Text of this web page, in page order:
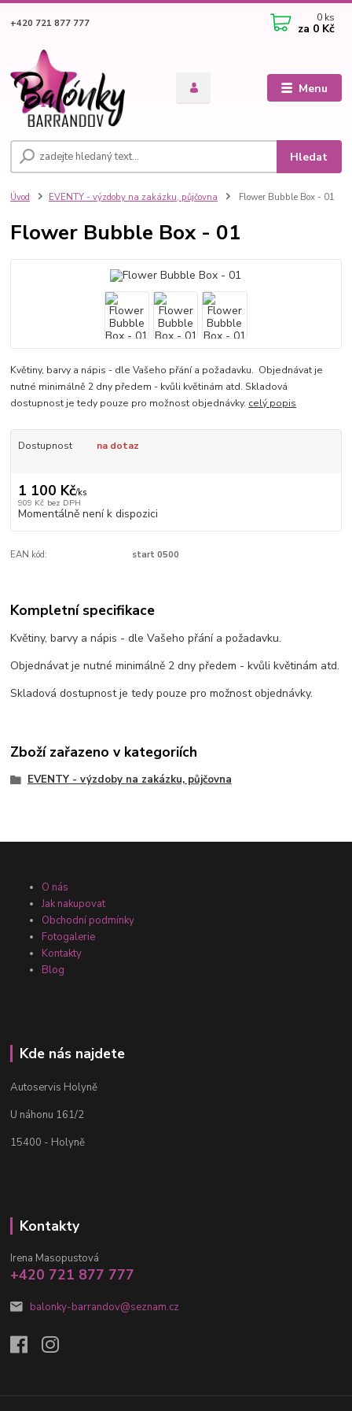
Menu
Hledat
+420 721 877 777 0 ks
za 0 Kč
Úvod EVENTY - výzdoby na zakázku, půjčovna Flower Bubble Box - 01
Flower Bubble Box - 01
Květiny, barvy a nápis - dle Vašeho přání a požadavku. Objednávat je
nutné minimálně 2 dny předem - kvůli květinám atd. Skladová
dostupnost je tedy pouze pro možnost objednávky. celý popis
Dostupnost na dotaz
1 100 Kč/ks
909 Kč bez DPH
Momentálně není k dispozici
EAN kód: start 0500
Kompletní specifikace
Květiny, barvy a nápis - dle Vašeho přání a požadavku.
Objednávat je nutné minimálně 2 dny předem - kvůli květinám atd.
Skladová dostupnost je tedy pouze pro možnost objednávky.
Zboží zařazeno v kategoriích
EVENTY - výzdoby na zakázku, půjčovna
O nás
Jak nakupovat
Obchodní podmínky
Fotogalerie
Kontakty
Blog
Kde nás najdete
Autoservis Holyně
U náhonu 161/2
15400 - Holyně
Kontakty
Irena Masopustová
+420 721 877 777
balonky-barrandov@seznam.cz